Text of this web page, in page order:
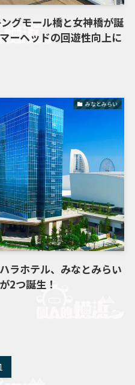
グモール橋と女神橋が誕
ーヘッドの回遊性向上に
みなとみらい
ラホテル、みなとみらい
2つ誕生！